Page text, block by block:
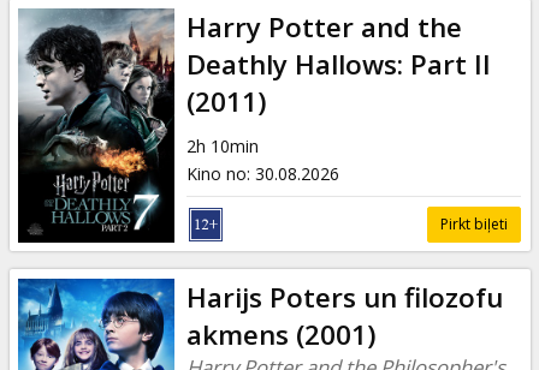
B2B
Kino
Klubs
Harry Potter and the
Deathly Hallows: Part II
(2011)
2h 10min
Kino no: 30.08.2026
Pirkt biļeti
Harijs Poters un filozofu
akmens (2001)